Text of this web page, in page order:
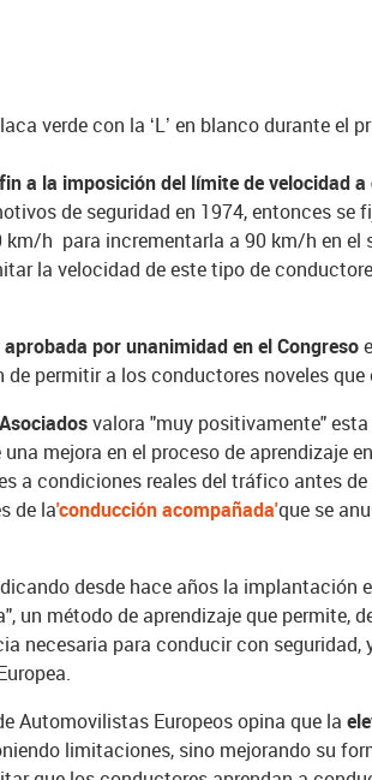
verde con la ‘L’ en blanco durante el
a la imposición del límite de velocidad
de seguridad en 1974, entonces
km/h para incrementarla a 90 km/h en el
la velocidad de este tipo de
por unanimidad en el Congreso
de permitir a los conductores noveles
valora "muy positivamente"
mejora en el proceso de aprendizaje
a condiciones reales del tráfico antes
de la'conducción acompañada'que se
desde hace años la implantación
un método de aprendizaje que permite,
necesaria para conducir con
Automovilistas Europeos opina que la
limitaciones, sino mejorando su